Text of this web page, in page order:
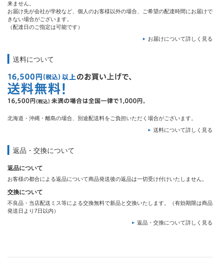
来ません。
お届け先が会社が学校など、個人のお客様以外の場合、ご希望の配達時間にお届けで
きない場合がございます。
（配達日のご指定は可能です）
お届けについて詳しく見る
送料について
北海道・沖縄・離島の場合、別途配送料をご負担いただく場合がございます。
送料について詳しく見る
返品・交換について
返品について
お客様の都合による返品について商品発送後の返品は一切受け付けいたしません。
交換について
不良品・当店配送ミス等による交換無料で新品と交換いたします。（有効期限は商品
発送日より7日以内）
返品・交換について詳しく見る